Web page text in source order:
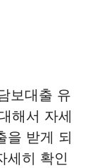
보대출 유
해서 자세
을 받게 되
세히 확인